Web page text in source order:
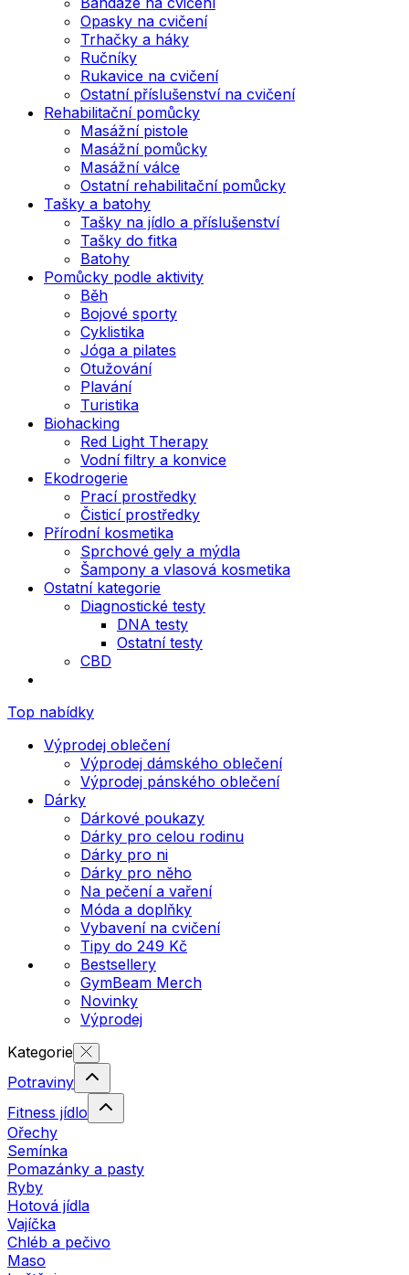
Opasky na cvičení
Trhačky a háky
Ručníky
Rukavice na cvičení
Ostatní příslušenství na cvičení
Rehabilitační pomůcky
Masážní pistole
Masážní pomůcky
Masážní válce
Ostatní rehabilitační pomůcky
Tašky a batohy
Tašky na jídlo a příslušenství
Tašky do fitka
Batohy
Pomůcky podle aktivity
Běh
Bojové sporty
Cyklistika
Jóga a pilates
Otužování
Plavání
Turistika
Biohacking
Red Light Therapy
Vodní filtry a konvice
Ekodrogerie
Prací prostředky
Čisticí prostředky
Přírodní kosmetika
Sprchové gely a mýdla
Šampony a vlasová kosmetika
Ostatní kategorie
Diagnostické testy
DNA testy
Ostatní testy
CBD
Top nabídky
Výprodej oblečení
Výprodej dámského oblečení
Výprodej pánského oblečení
Dárky
Dárkové poukazy
Dárky pro celou rodinu
Dárky pro ni
Dárky pro něho
Na pečení a vaření
Móda a doplňky
Vybavení na cvičení
Tipy do 249 Kč
Bestsellery
GymBeam Merch
Novinky
Výprodej
Kategorie
Potraviny
Fitness jídlo
Ořechy
Semínka
Pomazánky a pasty
Ryby
Hotová jídla
Vajíčka
Chléb a pečivo
Maso